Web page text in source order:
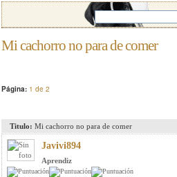
Mi cachorro no para de comer
Página: 1 de 2
Titulo: Mi cachorro no para de comer
Javivi894
Aprendiz